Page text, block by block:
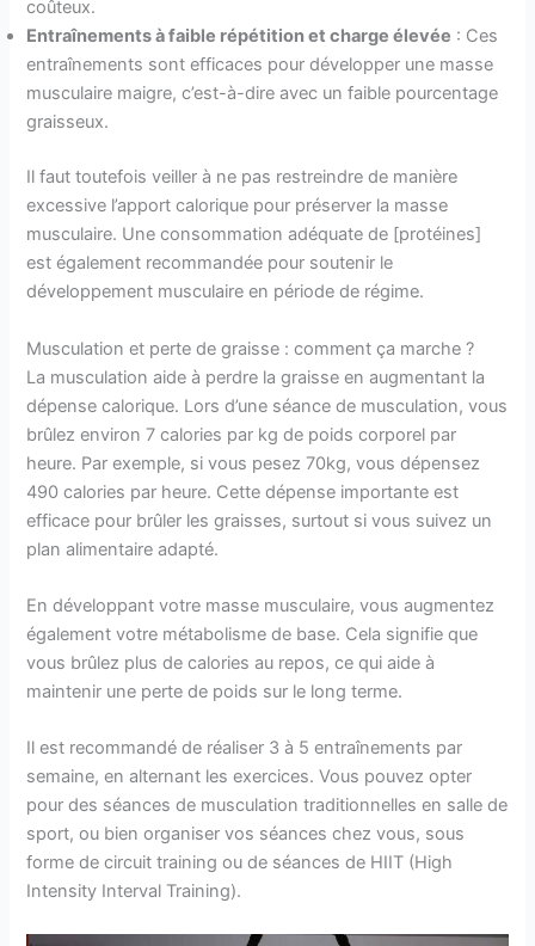
coûteux.
Entraînements à faible répétition et charge élevée : Ces
entraînements sont efficaces pour développer une masse
musculaire maigre, c’est-à-dire avec un faible pourcentage
graisseux.
Il faut toutefois veiller à ne pas restreindre de manière
excessive l’apport calorique pour préserver la masse
musculaire. Une consommation adéquate de [protéines]
est également recommandée pour soutenir le
développement musculaire en période de régime.
Musculation et perte de graisse : comment ça marche ?
La musculation aide à perdre la graisse en augmentant la
dépense calorique. Lors d’une séance de musculation, vous
brûlez environ 7 calories par kg de poids corporel par
heure. Par exemple, si vous pesez 70kg, vous dépensez
490 calories par heure. Cette dépense importante est
efficace pour brûler les graisses, surtout si vous suivez un
plan alimentaire adapté.
En développant votre masse musculaire, vous augmentez
également votre métabolisme de base. Cela signifie que
vous brûlez plus de calories au repos, ce qui aide à
maintenir une perte de poids sur le long terme.
Il est recommandé de réaliser 3 à 5 entraînements par
semaine, en alternant les exercices. Vous pouvez opter
pour des séances de musculation traditionnelles en salle de
sport, ou bien organiser vos séances chez vous, sous
forme de circuit training ou de séances de HIIT (High
Intensity Interval Training).